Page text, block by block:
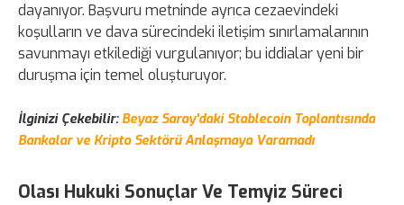
dayanıyor. Başvuru metninde ayrıca cezaevindeki
koşulların ve dava sürecindeki iletişim sınırlamalarının
savunmayı etkilediği vurgulanıyor; bu iddialar yeni bir
duruşma için temel oluşturuyor.
İlginizi Çekebilir:Beyaz Saray'daki Stablecoin Toplantısında
Bankalar ve Kripto Sektörü Anlaşmaya Varamadı
Olası Hukuki Sonuçlar Ve Temyiz Süreci